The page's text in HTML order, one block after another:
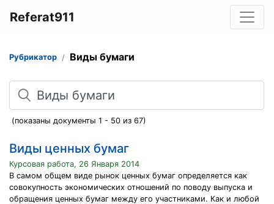
Referat911
Рубрикатор Виды бумаги
Поиск
(показаны документы 1 - 50 из 67)
Виды ценных бумаг
Курсовая работа, 26 Января 2014
В самом общем виде рынок ценных бумаг определяется как
совокупность экономических отношений по поводу выпуска и
обращения ценных бумаг между его участниками. Как и любой